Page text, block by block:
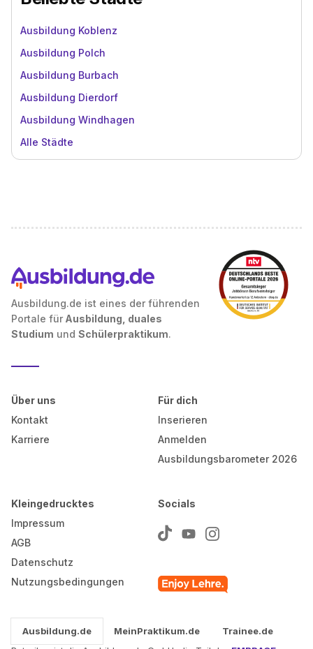
Ausbildung Koblenz
Ausbildung Polch
Ausbildung Burbach
Ausbildung Dierdorf
Ausbildung Windhagen
Alle Städte
Ausbildung.de ist eines der führenden
Portale für Ausbildung, duales
Studium und Schülerpraktikum.
Über uns
Kontakt
Karriere
Für dich
Inserieren
Anmelden
Ausbildungsbarometer 2026
Kleingedrucktes
Impressum
AGB
Datenschutz
Nutzungsbedingungen
Socials
Ausbildung.de MeinPraktikum.de
Trainee.de